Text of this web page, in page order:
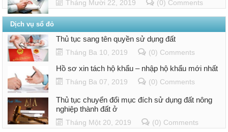
Tháng Mười 22, 2019 (0) Comments
Dịch vụ sổ đỏ
Thủ tục sang tên quyền sử dụng đất
Tháng Ba 10, 2019 (0) Comments
Hồ sơ xin tách hộ khẩu – nhập hộ khẩu mới nhất
Tháng Ba 07, 2019 (0) Comments
Thủ tục chuyển đổi mục đích sử dụng đất nông
nghiệp thành đất ở
Tháng Một 20, 2019 (0) Comments